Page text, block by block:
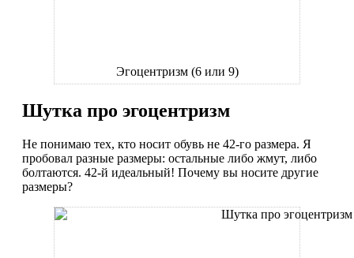
Эгоцентризм (6 или 9)
Шутка про эгоцентризм
Не понимаю тех, кто носит обувь не 42-го размера. Я
пробовал разные размеры: остальные либо жмут, либо
болтаются. 42-й идеальный! Почему вы носите другие
размеры?